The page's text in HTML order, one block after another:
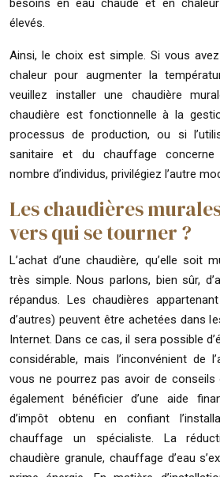
besoins en eau chaude et en
élevés.
Ainsi, le choix est simple. Si vous
chaleur pour augmenter la
veuillez installer une chaudière
chaudière est fonctionnelle à la
processus de production, ou si
sanitaire et du chauffage concerne
nombre d’individus, privilégiez l’autre
Les chaudières
vers qui se tourner ?
L’achat d’une chaudière, qu’elle soit
très simple. Nous parlons, bien sûr,
répandus. Les chaudières
d’autres) peuvent être achetées dans
Internet. Dans ce cas, il sera possible
considérable, mais l’inconvénient de
vous ne pourrez pas avoir de conseils
également bénéficier d’une aide
d’impôt obtenu en confiant
chauffage un spécialiste. La
chaudière granule, chauffage d’eau